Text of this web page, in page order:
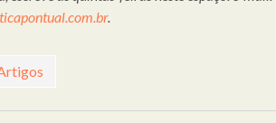
.